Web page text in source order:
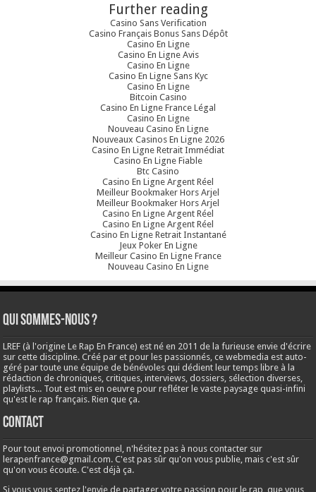
Further reading
Casino Sans Verification
Casino Français Bonus Sans Dépôt
Casino En Ligne
Casino En Ligne Avis
Casino En Ligne
Casino En Ligne Sans Kyc
Casino En Ligne
Bitcoin Casino
Casino En Ligne France Légal
Casino En Ligne
Nouveau Casino En Ligne
Nouveaux Casinos En Ligne 2026
Casino En Ligne Retrait Immédiat
Casino En Ligne Fiable
Btc Casino
Casino En Ligne Argent Réel
Meilleur Bookmaker Hors Arjel
Meilleur Bookmaker Hors Arjel
Casino En Ligne Argent Réel
Casino En Ligne Argent Réel
Casino En Ligne Retrait Instantané
Jeux Poker En Ligne
Meilleur Casino En Ligne France
Nouveau Casino En Ligne
Qui sommes-nous ?
LREF (à l'origine Le Rap En France) est né en 2011 de la furieuse envie d'écrire
sur cette discipline. Créé par et pour les passionnés, ce webmedia est auto-
géré par toute une équipe de bénévoles qui dédient leur temps libre à la
rédaction de chroniques, critiques, interviews, dossiers, sélection diverses,
playlists... Tout est mis en oeuvre pour refléter le vaste paysage quasi-infini
qu'est le rap français. Rien que ça.
Contact
Pour tout envoi promotionnel, n'hésitez pas à nous contacter sur
lerapenfrance@gmail.com. C'est pas sûr qu'on vous publie, mais c'est sûr
qu'on vous écoute. C'est déjà ça.
Si vous vous sentez l'envie de partager votre passion pour le rap, que vous